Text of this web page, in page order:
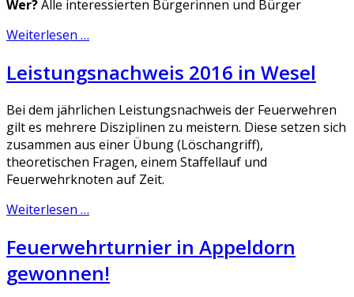
Wer?Alle interessierten Bürgerinnen und Bürger
Weiterlesen …
Leistungsnachweis 2016 in Wesel
Bei dem jährlichen Leistungsnachweis der Feuerwehren
gilt es mehrere Disziplinen zu meistern. Diese setzen sich
zusammen aus einer Übung (Löschangriff),
theoretischen Fragen, einem Staffellauf und
Feuerwehrknoten auf Zeit.
Weiterlesen …
Feuerwehrturnier in Appeldorn
gewonnen!